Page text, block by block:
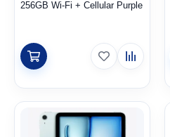
256GB Wi-Fi + Cellular Purple